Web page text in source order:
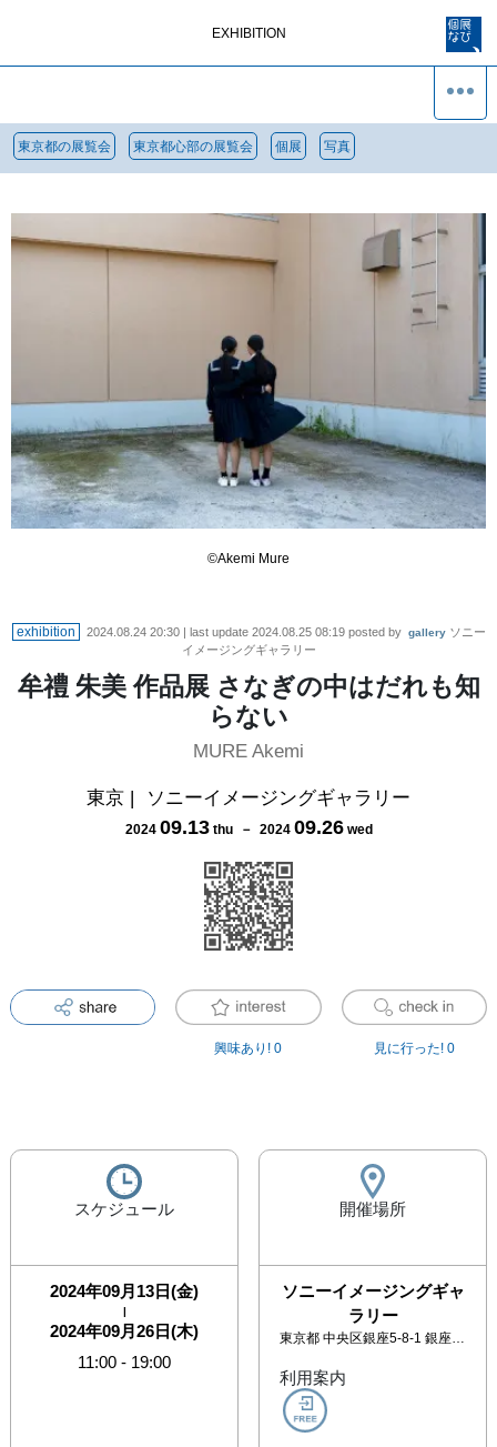
EXHIBITION
東京都の展覧会 東京都心部の展覧会 個展 写真
©Akemi Mure
exhibition 2024.08.24 20:30| last update 2024.08.25 08:19posted by gallery ソニー
イメージングギャラリー
牟禮 朱美 作品展 さなぎの中はだれも知
らない
MURE Akemi
東京 | ソニーイメージングギャラリー
2024 09.13 thu－ 2024 09.26 wed
興味あり! 0 見に行った! 0
スケジュール
2024年09月13日(金)
|
2024年09月26日(木)
11:00 - 19:00
開催場所
ソニーイメージングギャ
ラリー
東京都 中央区銀座5-8-1 銀座プレイス6階
利用案内